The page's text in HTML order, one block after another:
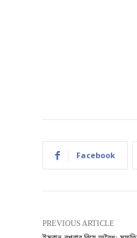
Facebook
PREVIOUS ARTICLE